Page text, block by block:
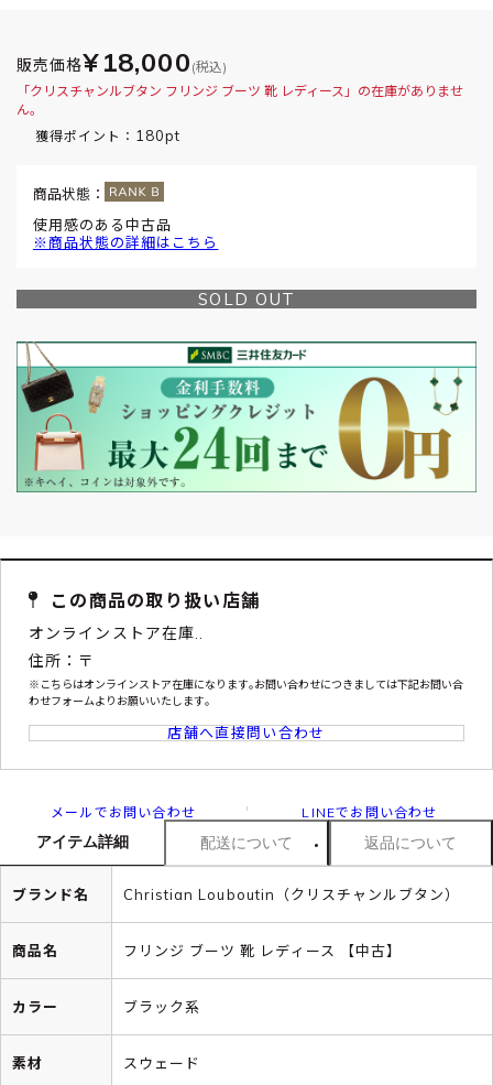
販売価格¥18,000 (税込)
「クリスチャンルブタン フリンジ ブーツ 靴 レディース」の在庫がありませ
ん。
獲得ポイント： 180pt
商品状態：
使用感のある中古品
※商品状態の詳細はこちら
SOLD OUT
この商品の取り扱い店舗
オンラインストア在庫..
住所：〒
※こちらはオンラインストア在庫になります｡お問い合わせにつきましては下記お問い合
わせフォームよりお願いいたします｡
店舗へ直接問い合わせ
メールでお問い合わせ LINEでお問い合わせ
アイテム詳細 配送について 返品について
ブランド名 Christian Louboutin（クリスチャンルブタン）
商品名 フリンジ ブーツ 靴 レディース 【中古】
カラー ブラック系
素材 スウェード